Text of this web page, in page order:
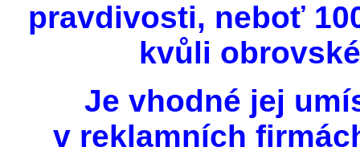
pravdivosti, neboť
kvůli
Je vhodné jej
v reklamních